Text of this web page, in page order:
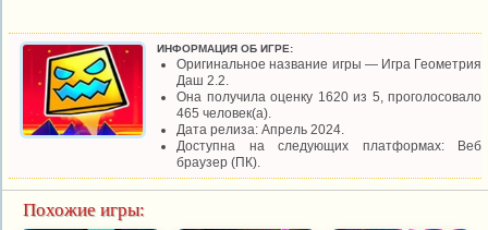
ИНФОРМАЦИЯ ОБ ИГРЕ:
Оригинальное название игры — Игра Геометрия
Даш 2.2.
Она получила оценку 1620 из 5, проголосовало
465 человек(а).
Дата релиза: Апрель 2024.
Доступна на следующих платформах: Веб
браузер (ПК).
Похожие игры: